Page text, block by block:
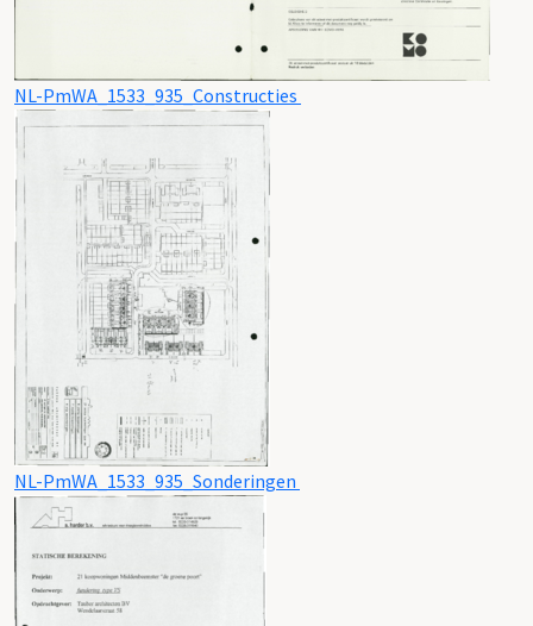
NL-PmWA_1533_935_Constructies
NL-PmWA_1533_935_Sonderingen